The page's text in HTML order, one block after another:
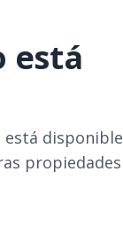
está
está disponible
propiedades